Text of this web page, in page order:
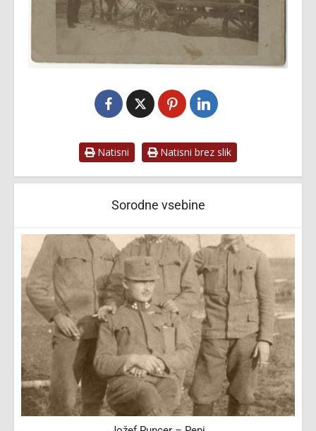
Natisni Natisni brez slik
Sorodne vsebine